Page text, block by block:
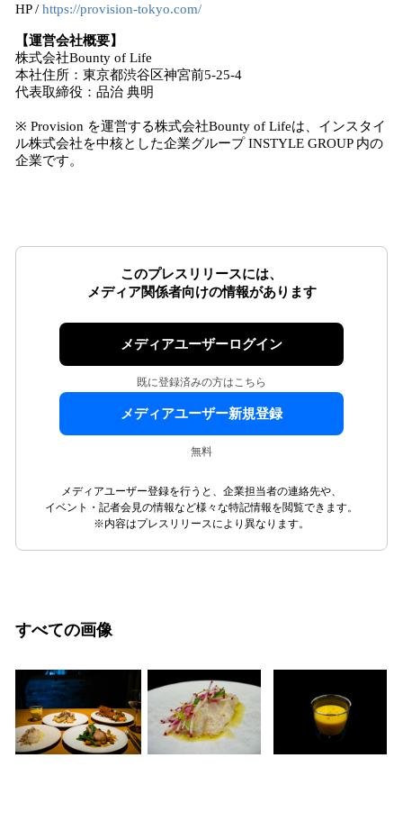
HP / https://provision-tokyo.com/
【運営会社概要】
株式会社Bounty of Life
本社住所：東京都渋谷区神宮前5-25-4
代表取締役：品治 典明
※ Provision を運営する株式会社Bounty of Lifeは、インスタイ
ル株式会社を中核とした企業グループ INSTYLE GROUP 内の
企業です。
このプレスリリースには、
メディア関係者向けの情報があります
メディアユーザーログイン
既に登録済みの方はこちら
メディアユーザー新規登録
無料
メディアユーザー登録を行うと、企業担当者の連絡先や、
イベント・記者会見の情報など様々な特記情報を閲覧できます。
※内容はプレスリリースにより異なります。
すべての画像